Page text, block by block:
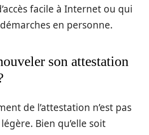
facile à Internet ou qui
en personne.
son attestation
de l’attestation n’est pas
Bien qu’elle soit